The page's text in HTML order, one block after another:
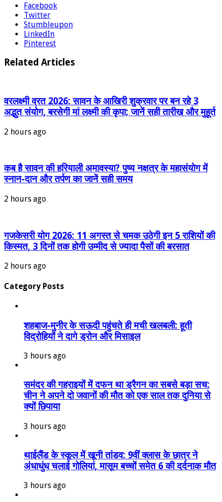
Facebook
Twitter
Stumbleupon
LinkedIn
Pinterest
Related Articles
वरलक्ष्मी व्रत 2026: सावन के आखिरी शुक्रवार पर बन रहे 3
अद्भुत संयोग, बरसेगी मां लक्ष्मी की कृपा; जानें सही तारीख और मुहूर्त
2 hours ago
कब है सावन की हरियाली अमावस्या? पुष्य नक्षत्र के महासंयोग में
स्नान-दान और तर्पण का जानें सही समय
2 hours ago
गजकेसरी योग 2026: 11 अगस्त से चमक उठेगी इन 5 राशियों की
किस्मत, 3 दिनों तक होगी उम्मीद से ज्यादा पैसों की बरसात
2 hours ago
Category Posts
शहबाज-मुनीर के सऊदी पहुंचते ही मची खलबली: हूती
विद्रोहियों ने दागे ड्रोन और मिसाइल
3 hours ago
समंदर की गहराइयों में दफन था ड्रैगन का सबसे बड़ा सच:
चीन ने अपने दो जवानों की मौत को एक साल तक दुनिया से
क्यों छिपाया
3 hours ago
थाईलैंड के स्कूल में खूनी तांडव: 9वीं क्लास के छात्र ने
अंधाधुंध चलाई गोलियां, मासूम बच्चों समेत 6 की दर्दनाक मौत
3 hours ago